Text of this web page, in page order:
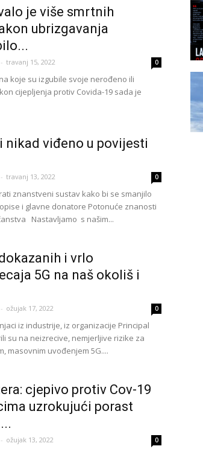
je više smrtnih
ubrizgavanja
- travanj 15, 2022 0
koje su izgubile svoje nerođeno ili
cijepljenja protiv Covida-19 sada je
nikad viđeno u povijesti
- travanj 13, 2022 0
znanstveni sustav kako bi se smanjilo
i glavne donatore Potonuće znanosti
Nastavljamo s našim...
i vrlo
5G na naš okoliš i
- ožujak 17, 2022 0
iz industrije, iz organizacije Principal
su na neizrecive, nemjerljive rizike za
masovnim uvođenjem 5G....
cjepivo protiv Cov-19
uzrokujući porast
- ožujak 13, 2022 0